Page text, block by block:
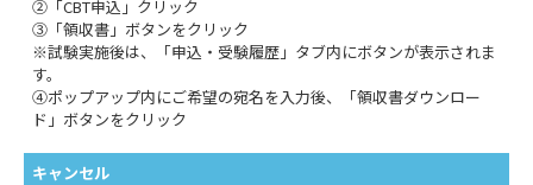
②「CBT申込」クリック
③「領収書」ボタンをクリック
※試験実施後は、「申込・受験履歴」タブ内にボタンが表示されま
す。
④ポップアップ内にご希望の宛名を入力後、「領収書ダウンロー
ド」ボタンをクリック
キャンセル